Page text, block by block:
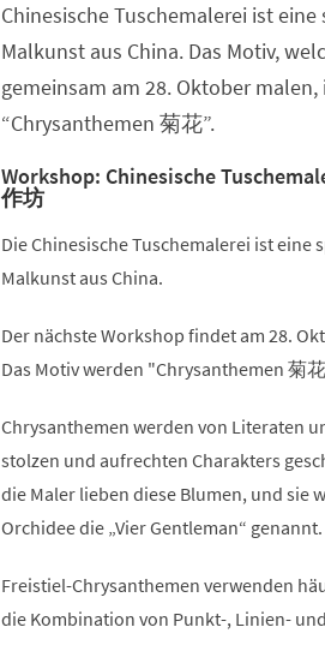
Chinesische Tuschemalerei ist eine
Malkunst aus China. Das Motiv,
gemeinsam am 28. Oktober malen,
“Chrysanthemen 菊花”.
Workshop: Chinesische
作坊
Die Chinesische Tuschemalerei ist eine
Malkunst aus China.
Der nächste Workshop findet am 28.
Das Motiv werden "Chrysanthemen 菊
Chrysanthemen werden von Literaten
stolzen und aufrechten Charakters
die Maler lieben diese Blumen, und sie
Orchidee die „Vier Gentleman“ genannt.
Freistiel-Chrysanthemen verwenden
die Kombination von Punkt-, Linien-